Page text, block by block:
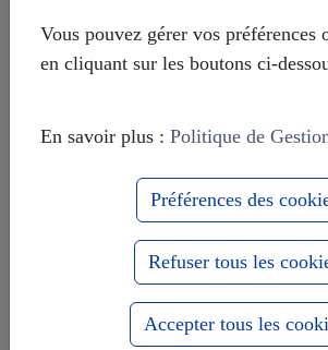
Vous pouvez gérer vos préférences
en cliquant sur les boutons ci-
En savoir plus : Politique de
Préférences des
Refuser tous les
Accepter tous les